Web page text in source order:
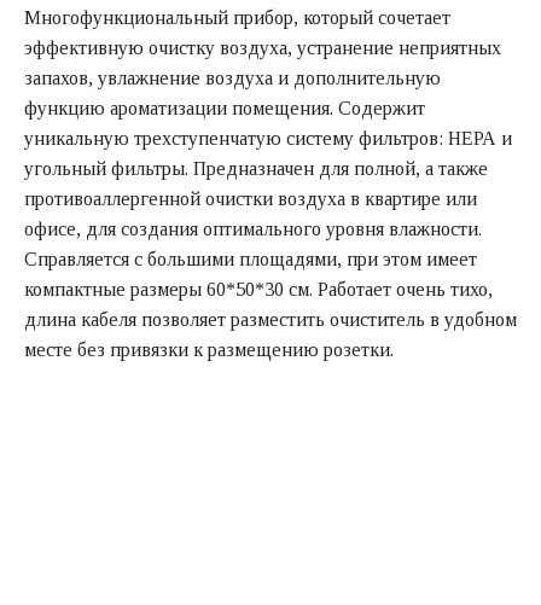
Многофункциональный прибор, который сочетает
эффективную очистку воздуха, устранение неприятных
запахов, увлажнение воздуха и дополнительную
функцию ароматизации помещения. Содержит
уникальную трехступенчатую систему фильтров: НЕРА и
угольный фильтры. Предназначен для полной, а также
противоаллергенной очистки воздуха в квартире или
офисе, для создания оптимального уровня влажности.
Справляется с большими площадями, при этом имеет
компактные размеры 60*50*30 см. Работает очень тихо,
длина кабеля позволяет разместить очиститель в удобном
месте без привязки к размещению розетки.